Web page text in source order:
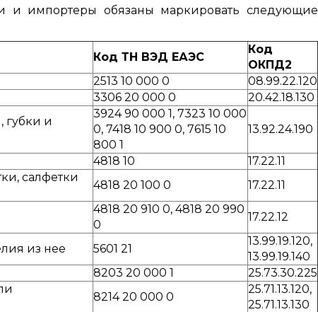
и импортеры обязаны маркировать следующие
Код ТН ВЭД ЕАЭС
Код
ОКПД2
2513 10 000 0
08.99.22.120
3306 20 000 0
20.42.18.130
губки и
3924 90 000 1, 7323 10 000
0, 7418 10 900 0, 7615 10
800 1
13.92.24.190
4818 10
17.22.11
салфетки
4818 20 100 0 17.22.11
4818 20 910 0, 4818 20 990
0
17.22.12
из нее 5601 21
13.99.19.120,
13.99.19.140
8203 20 000 1
25.73.30.225
8214 20 000 0
25.71.13.120,
25.71.13.130